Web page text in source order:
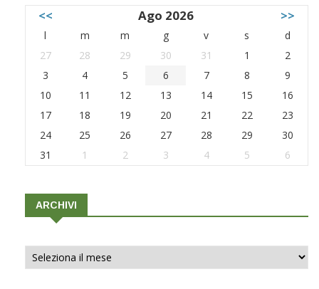
<< Ago 2026 >>
l m m g v s
d
27
28 29 30 31 1
2
3
4 5 6 7 8
9
10
11 12 13 14 15
16
17
18 19 20 21 22
23
24
25 26 27 28 29
30
31
1 2 3 4 5 6
ARCHIVI
Archivi